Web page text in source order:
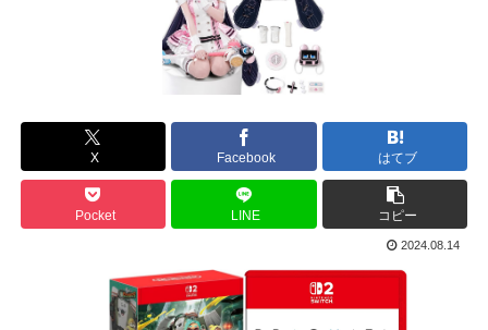
X Facebook はてブ
Pocket LINE コピー
2024.08.14